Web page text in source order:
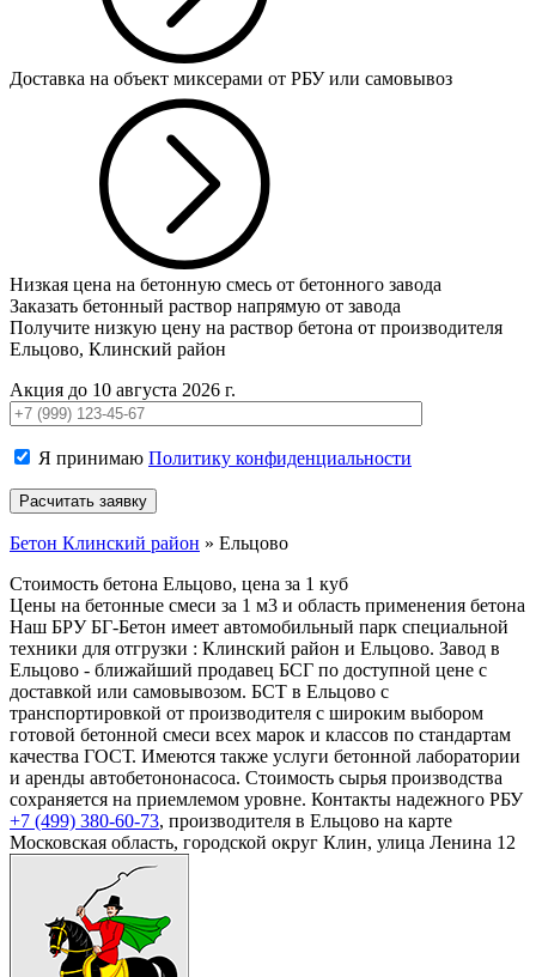
Доставка на объект миксерами от РБУ или самовывоз
Низкая цена на бетонную смесь от бетонного завода
Заказать бетонный раствор напрямую от завода
Получите низкую цену на раствор бетона от производителя
Ельцово, Клинский район
Акция до 10 августа 2026 г.
Я принимаю Политику конфиденциальности
Бетон Клинский район » Ельцово
Стоимость бетона Ельцово, цена за 1 куб
Цены на бетонные смеси за 1 м3 и область применения бетона
Наш БРУ БГ-Бетон имеет автомобильный парк специальной
техники для отгрузки : Клинский район и Ельцово. Завод в
Ельцово - ближайший продавец БСГ по доступной цене с
доставкой или самовывозом. БСТ в Ельцово с
транспортировкой от производителя с широким выбором
готовой бетонной смеси всех марок и классов по стандартам
качества ГОСТ. Имеются также услуги бетонной лаборатории
и аренды автобетононасоса. Стоимость сырья производства
сохраняется на приемлемом уровне. Контакты надежного РБУ
+7 (499) 380-60-73, производителя в Ельцово на карте
Московская область, городской округ Клин, улица Ленина 12